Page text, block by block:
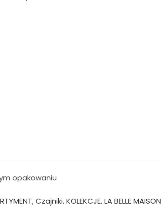
opakowaniu
,Czajniki,KOLEKCJE,LA BELLE MAISON